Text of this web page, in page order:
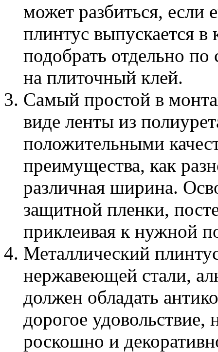
может разбиться, если
плинтус выпускается
подобрать отдельно по
на плиточный клей.
Самый простой в
виде ленты из
положительными
преимущества, как
различная ширина.
защитной пленки,
приклеивая к нужной
Металлический
нержавеющей стали,
должен обладать
дорогое удовольствие,
роскошно и